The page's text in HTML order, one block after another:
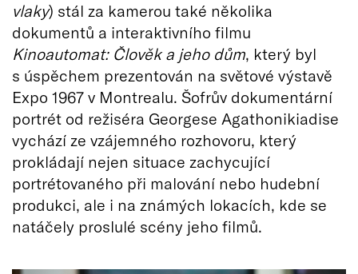
vlaky) stál za kamerou také několika
dokumentů a interaktivního filmu
Kinoautomat: Člověk a jeho dům, který byl
s úspěchem prezentován na světové výstavě
Expo 1967 v Montrealu. Šofrův dokumentární
portrét od režiséra Georgese Agathonikiadise
vychází ze vzájemného rozhovoru, který
prokládají nejen situace zachycující
portrétovaného při malování nebo hudební
produkci, ale i na známých lokacích, kde se
natáčely proslulé scény jeho filmů.